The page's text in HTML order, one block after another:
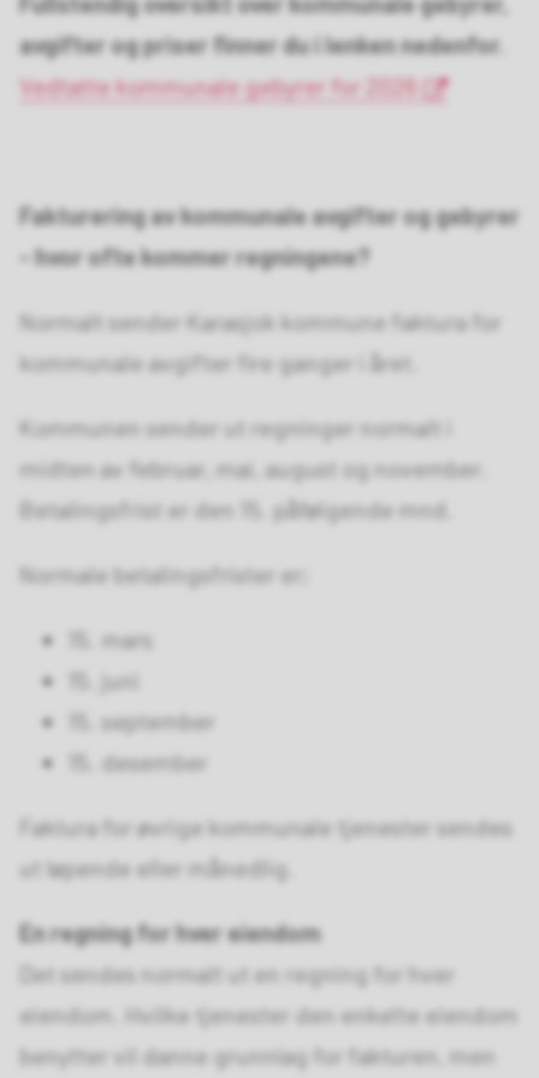
avgifter og priser finner du i lenken nedenfor.
Vedtatte kommunale gebyrer for 2026
Fakturering av kommunale avgifter og gebyrer
- hvor ofte kommer regningene?
Normalt sender Karasjok kommune faktura for
kommunale avgifter fire ganger i året.
Kommunen sender ut regninger normalt i
midten av februar, mai, august og november.
Betalingsfrist er den 15. påfølgende mnd.
Normale betalingsfrister er;
15. mars
15. juni
15. september
15. desember
Faktura for øvrige kommunale tjenester sendes
ut løpende eller månedlig.
En regning for hver eiendom
Det sendes normalt ut en regning for hver
eiendom. Hvilke tjenester den enkelte eiendom
benytter vil danne grunnlag for fakturen, men